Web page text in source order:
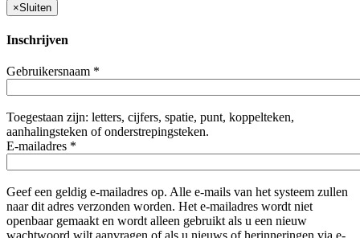
×Sluiten
Inschrijven
Gebruikersnaam *
Toegestaan zijn: letters, cijfers, spatie, punt, koppelteken,
aanhalingsteken of onderstrepingsteken.
E-mailadres *
Geef een geldig e-mailadres op. Alle e-mails van het systeem zullen
naar dit adres verzonden worden. Het e-mailadres wordt niet
openbaar gemaakt en wordt alleen gebruikt als u een nieuw
wachtwoord wilt aanvragen of als u nieuws of herinneringen via e-